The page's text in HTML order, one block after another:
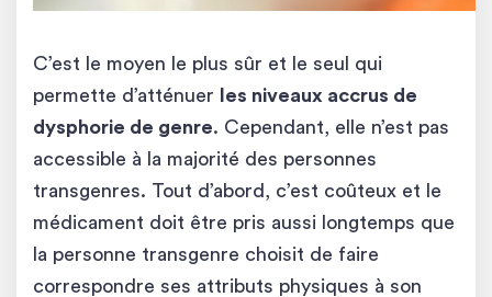
C’est le moyen le plus sûr et le seul qui
permette d’atténuer
les niveaux accrus de
dysphorie de genre. Cependant, elle n’est pas
accessible à la majorité des personnes
transgenres. Tout d’abord, c’est coûteux et le
médicament doit être pris aussi longtemps que
la personne transgenre choisit de faire
correspondre ses attributs physiques à son